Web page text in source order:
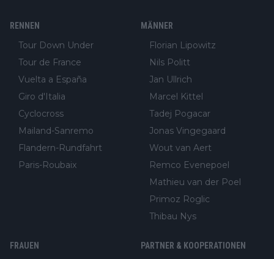
RENNEN
Tour Down Under
Tour de France
Vuelta a España
Giro d'Italia
Cyclocross
Mailand-Sanremo
Flandern-Rundfahrt
Paris-Roubaix
MÄNNER
Florian Lipowitz
Nils Politt
Jan Ullrich
Marcel Kittel
Tadej Pogacar
Jonas Vingegaard
Wout van Aert
Remco Evenepoel
Mathieu van der Poel
Primoz Roglic
Thibau Nys
FRAUEN PARTNER & KOOPERATIONEN